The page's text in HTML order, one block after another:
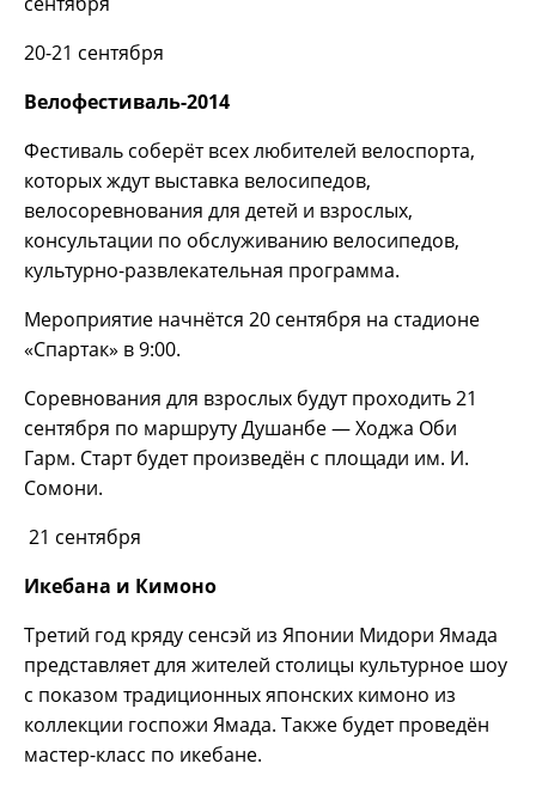
20-21 сентября
Велофестиваль-2014
Фестиваль соберёт всех любителей велоспорта,
которых ждут выставка велосипедов,
велосоревнования для детей и взрослых,
консультации по обслуживанию велосипедов,
культурно-развлекательная программа.
Мероприятие начнётся 20 сентября на стадионе
«Спартак» в 9:00.
Соревнования для взрослых будут проходить 21
сентября по маршруту Душанбе — Ходжа Оби
Гарм. Старт будет произведён с площади им. И.
Сомони.
21 сентября
Икебана и Кимоно
Третий год кряду сенсэй из Японии Мидори Ямада
представляет для жителей столицы культурное шоу
с показом традиционных японских кимоно из
коллекции госпожи Ямада. Также будет проведён
мастер-класс по икебане.